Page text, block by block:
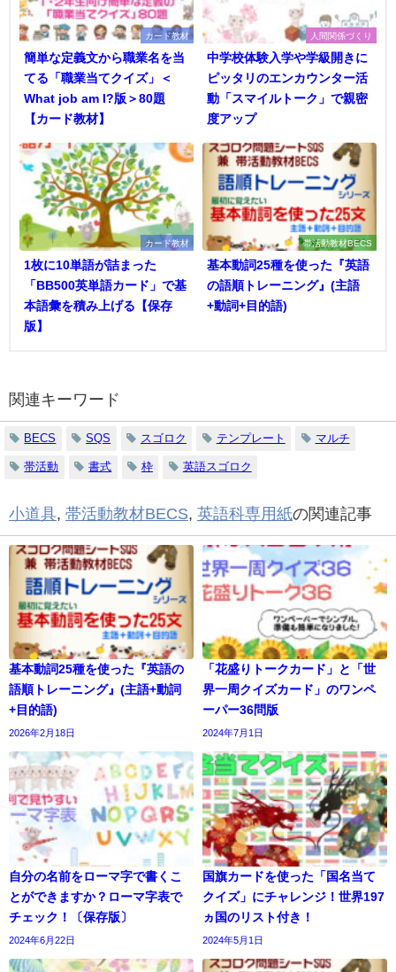
カード教材
簡単な定義文から職業名を当
てる「職業当てクイズ」＜
What job am I?版＞80題
【カード教材】
人間関係づくり
中学校体験入学や学級開きに
ピッタリのエンカウンター活
動「スマイルトーク」で親密
度アップ
カード教材
1枚に10単語が詰まった
「BB500英単語カード」で基
本語彙を積み上げる【保存
版】
帯活動教材BECS
基本動詞25種を使った『英語
の語順トレーニング』(主語
+動詞+目的語)
関連キーワード
BECS SQS スゴロク テンプレート マルチ
帯活動 書式 枠 英語スゴロク
小道具, 帯活動教材BECS, 英語科専用紙の関連記事
基本動詞25種を使った『英語の
語順トレーニング』(主語+動詞
+目的語)
2026年2月18日
「花盛りトークカード」と「世
界一周クイズカード」のワンペ
ーパー36問版
2024年7月1日
自分の名前をローマ字で書くこ
とができますか？ローマ字表で
チェック！〔保存版〕
2024年6月22日
国旗カードを使った「国名当て
クイズ」にチャレンジ！世界197
ヵ国のリスト付き！
2024年5月1日